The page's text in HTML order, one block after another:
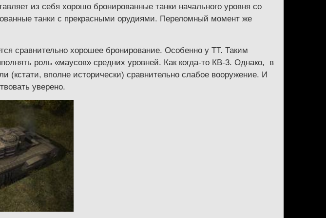
из себя хорошо бронированные танки начального уровня со
танки с прекрасными орудиями. Переломный момент же
сравнительно хорошее бронирование. Особенно у ТТ. Таким
роль «маусов» средних уровней. Как когда-то КВ-3. Однако, в
(кстати, вполне исторически) сравнительно слабое вооружение. И
уверено.